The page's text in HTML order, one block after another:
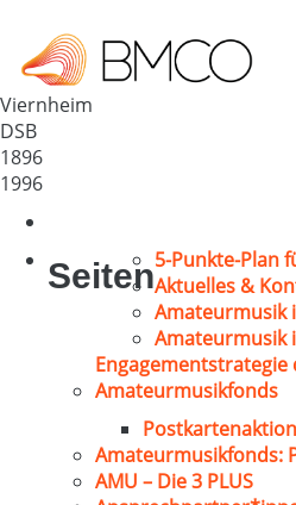
Deutschland
68519
Viernheim
DSB
1896
1996
Seiten5-Punkte-Plan
Aktuelles &
Amateurmusik
Amateurmusik
Engagementstrategie
Amateurmusikfonds
Postkartenaktion
Amateurmusikfonds:
AMU – Die 3 PLUS